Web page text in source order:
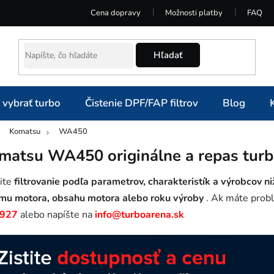
Cena dopravy Možnosti platby FAQ
Hľadať
turbo Čistenie DPF/FAP filtrov Blog
Komatsu WA450
WA450 originálne a repas
filtrovanie podľa parametrov, charakteristík a výrobcov
motora, obsahu motora alebo roku výroby . Ak máte
alebo napíšte nainfo@turboarena.sk